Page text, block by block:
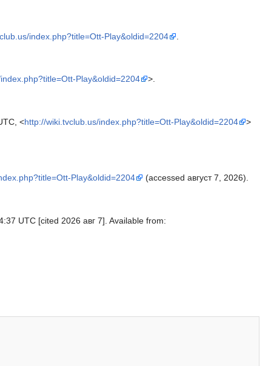
index.php?title=Ott-Play&oldid=2204
Play&oldid=2204 >.
<http://wiki.tvclub.us/index.php?title=Ott-Play&oldid=2204
>
Play&oldid=2204 (accessed август 7, 2026).
UTC [cited 2026 авг 7]. Available from: